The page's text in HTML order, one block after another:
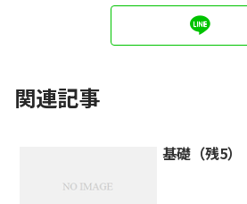
関連記事
基礎（残5）